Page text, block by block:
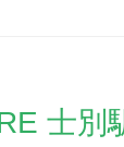
士別